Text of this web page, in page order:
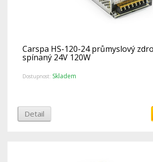
Carspa HS-120-24 průmyslový
spínaný 24V 120W
Dostupnost: Skladem
Detail